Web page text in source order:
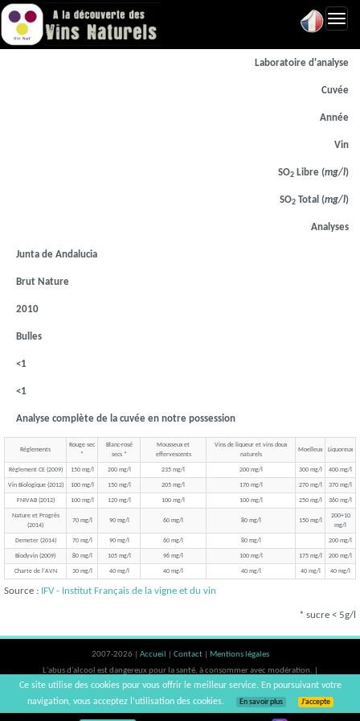
Laboratoire d'analyse
Cuvée
Année
Vin
SO2 Libre (mg/l)
SO2 Total (mg/l)
Analyses
Junta de Andalucia
Brut Nature
2010
Bulles
<1
<1
Analyse complète de la cuvée en notre possession
Réglements
Rouge sec
*
Blanc-rosé
secs *
Mousseux et
effervescents
Vins de liqueur et vins doux
naturels
Moelleux Liquoreux
Règlement CE (2009) 150 mg/l 200 mg/l 235 mg/l 200 mg/l 300 mg/l 400 mg/l
Vin Biologique (2012) 100 mg/l 150 mg/l 205 mg/l 170 mg/l 270 mg/l 370 mg/l
FNIVAB (2012) 100 mg/l 120 mg/l 100 mg/l 100 mg/l 250 mg/l 360 mg/l
Nature et Progrès
(2014)
70 mg/l 90 mg/l 60 mg/l 80 mg/l 150 mg/l
200+10
mg/l
Demeter (2014) 70 mg/l 90 mg/l 60 mg/l 80 mg/l 200 mg/l
Biodyvin (2009) 80 mg/l 105 mg/l 96 mg/l 100 mg/l 175 mg/l 200 mg/l
Charte de l'AVN 30 mg/l 40 mg/l 40 mg/l 40 mg/l 40 mg/l 40 mg/l
Source : IFV - Institut Français de la vigne et du vin
* sucre < 5g/l
2007-2026 | Accueil Contact
Mentions légales
L'abus d'alcool est dangereux pour la santé, à consommer avec modération. |
vinsnaturels | v3.12
Ce site utilise des cookies pour vous offrir le meilleur service. En poursuivant votre
navigation, vous acceptez l’utilisation des cookies.
En savoir plus J’accepte